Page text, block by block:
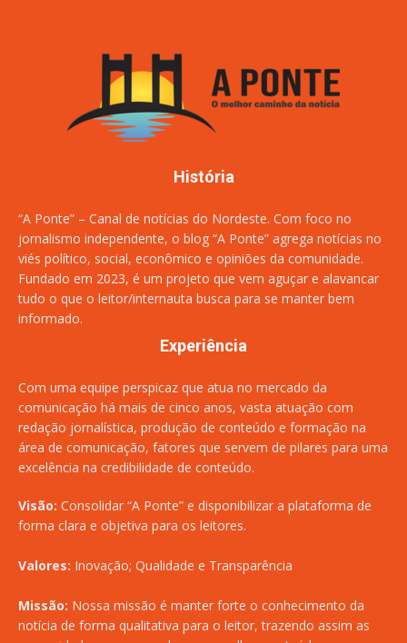
História
“A Ponte” – Canal de notícias do Nordeste. Com foco no
jornalismo independente, o blog “A Ponte” agrega notícias no
viés político, social, econômico e opiniões da comunidade.
Fundado em 2023, é um projeto que vem aguçar e alavancar
tudo o que o leitor/internauta busca para se manter bem
informado.
Experiência
Com uma equipe perspicaz que atua no mercado da
comunicação há mais de cinco anos, vasta atuação com
redação jornalística, produção de conteúdo e formação na
área de comunicação, fatores que servem de pilares para uma
excelência na credibilidade de conteúdo.
Visão: Consolidar “A Ponte” e disponibilizar a plataforma de
forma clara e objetiva para os leitores.
Valores: Inovação; Qualidade e Transparência
Missão: Nossa missão é manter forte o conhecimento da
notícia de forma qualitativa para o leitor, trazendo assim as